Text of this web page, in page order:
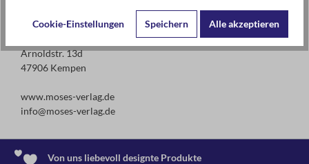
Arnoldstr. 13d
47906 Kempen
www.moses-verlag.de
info@moses-verlag.de
Von uns liebevoll designte Produkte
Cookie-Einstellungen Speichern Alle akzeptieren